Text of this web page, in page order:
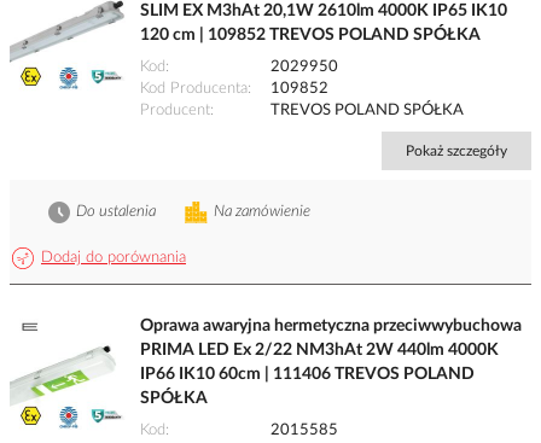
SLIM EX M3hAt 20,1W 2610lm 4000K IP65 IK10
120 cm | 109852 TREVOS POLAND SPÓŁKA
Kod
2029950
Kod Producenta
109852
Producent
TREVOS POLAND SPÓŁKA
Pokaż szczegóły
Dodaj do porównania
Na zamówienie
Do ustalenia
Oprawa awaryjna hermetyczna przeciwwybuchowa
PRIMA LED Ex 2/22 NM3hAt 2W 440lm 4000K
IP66 IK10 60cm | 111406 TREVOS POLAND
SPÓŁKA
Kod
2015585